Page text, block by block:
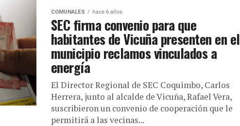
COMUNALES hace 6 años
SEC firma convenio para que
habitantes de Vicuña presenten en el
municipio reclamos vinculados a
energía
El Director Regional de SEC Coquimbo, Carlos
Herrera, junto al alcalde de Vicuña, Rafael Vera,
suscribieron un convenio de cooperación que le
permitirá a las vecinas...